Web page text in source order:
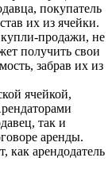
покупатель
их из ячейки.
купли-продажи, не
получить свои
забрав их из
ячейкой,
так и
аренды.
как арендодатель